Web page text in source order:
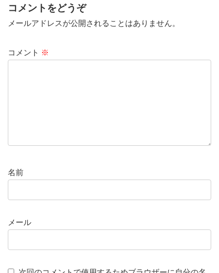
コメントをどうぞ
メールアドレスが公開されることはありません。
コメント ※
名前
メール